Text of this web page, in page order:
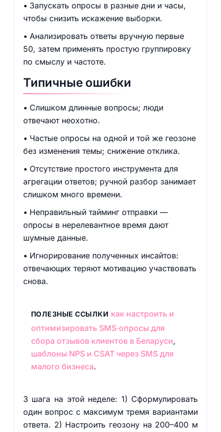
Запускать опросы в разные дни и часы,
чтобы снизить искажение выборки.
Анализировать ответы вручную первые
50, затем применять простую группировку
по смыслу и частоте.
Типичные ошибки
Слишком длинные вопросы; люди
отвечают неохотно.
Частые опросы на одной и той же геозоне
без изменения темы; снижение отклика.
Отсутствие простого инструмента для
агрегации ответов; ручной разбор занимает
слишком много времени.
Неправильный тайминг отправки —
опросы в нерелевантное время дают
шумные данные.
Игнорирование полученных инсайтов:
отвечающих теряют мотивацию участвовать
снова.
ПОЛЕЗНЫЕ ССЫЛКИ как настроить и
оптимизировать SMS‑опросы для
сбора отзывов клиентов в Беларуси,
шаблоны NPS и CSAT через SMS для
малого бизнеса.
3 шага на этой неделе: 1) Сформулировать
один вопрос с максимум тремя вариантами
ответа. 2) Настроить геозону на 200–400 м